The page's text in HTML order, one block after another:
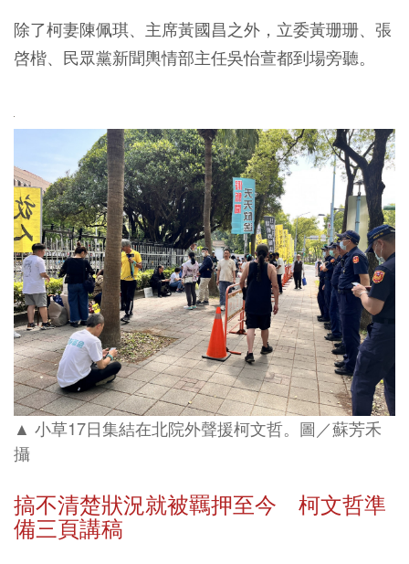
除了柯妻陳佩琪、主席黃國昌之外，立委黃珊珊、張
啓楷、民眾黨新聞輿情部主任吳怡萱都到場旁聽。
▲ 小草17日集結在北院外聲援柯文哲。圖／蘇芳禾
攝
搞不清楚狀況就被羈押至今 柯文哲準
備三頁講稿